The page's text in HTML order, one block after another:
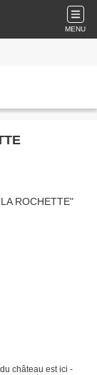
MENU
château est ici -